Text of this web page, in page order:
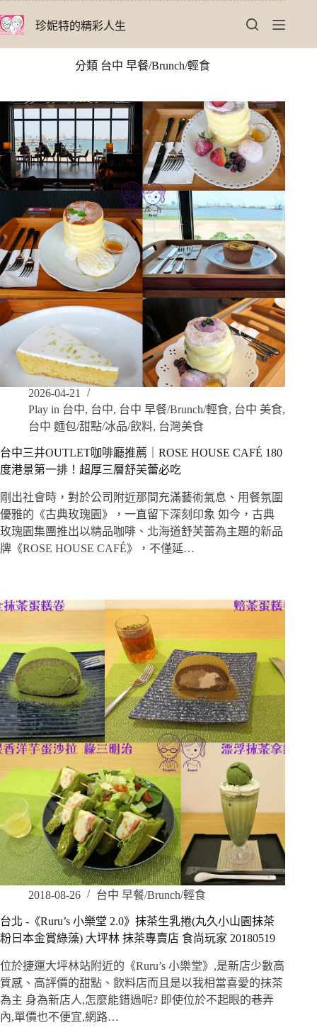
至
珍妮特的精彩人生
分類 台中 早餐/Brunch/輕食
2026-04-21
Play in 台中, 台中, 台中 早餐/Brunch/輕食, 台中 美食,
台中 麵包/甜點/冰品/飲料, 台灣美食
台中三井OUTLET咖啡廳推薦｜ROSE HOUSE CAFÉ 180
度港景第一排！超厚三層舒芙蕾必吃
剛出社會時，對於公司附近那間充滿藝術氣息、用餐氛圍
優雅的《古典玫瑰園》，一直留下深刻印象 如今，古典
玫瑰園集團推出以精品咖啡、北海道舒芙蕾為主題的新品
牌《ROSE HOUSE CAFÉ》，不僅延…
2018-08-26 台中 早餐/Brunch/輕食
台北 -《Ruru’s 小樂堂 2.0》抹茶生乳捲(丸久小山園抹茶
粉日本金賞綠藻) 大坪林 抹茶專賣店 食尚玩家 20180519
位於捷運大坪林站附近的《Ruru’s 小樂堂》,是新店少數高
質感、高評價的甜點、飲料店而且是以我相當喜愛的抹茶
為主 身為新店人,怎麼能錯過呢? 即使位於不起眼的巷弄
內,單價也不便宜,網路…